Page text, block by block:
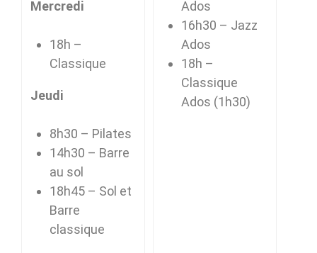
Mercredi
18h –
Classique
Jeudi
8h30 – Pilates
14h30 – Barre
au sol
18h45 – Sol et
Barre
classique
Ados
16h30 – Jazz
Ados
18h –
Classique
Ados (1h30)